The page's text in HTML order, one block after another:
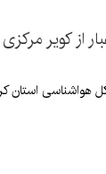
از کویر
استان